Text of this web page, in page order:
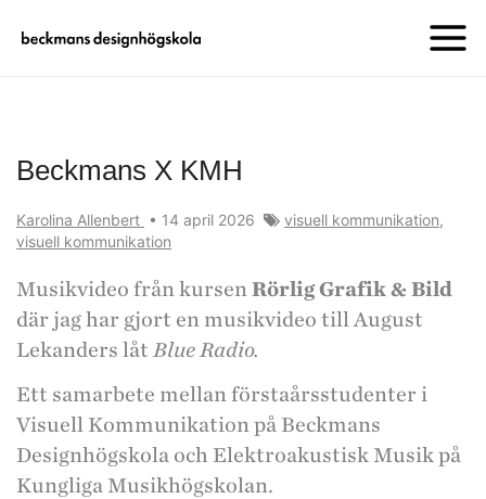
Beckmans X KMH
Karolina Allenbert • 14 april 2026 visuell kommunikation,
visuell kommunikation
Musikvideo från kursenRörlig Grafik & Bild
där jag har gjort en musikvideo till August
Lekanders låt Blue Radio.
Ett samarbete mellan förstaårsstudenter i
Visuell Kommunikation på Beckmans
Designhögskola och Elektroakustisk Musik på
Kungliga Musikhögskolan.